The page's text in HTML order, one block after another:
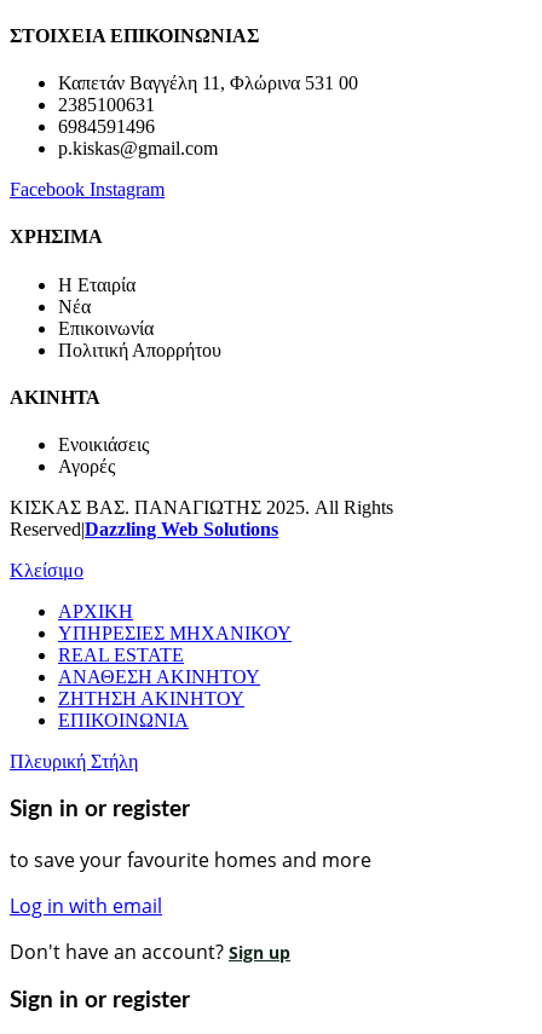
ΣΤΟΙΧΕΙΑ ΕΠΙΚΟΙΝΩΝΙΑΣ
Καπετάν Βαγγέλη 11, Φλώρινα 531 00
2385100631
6984591496
p.kiskas@gmail.com
Facebook Instagram
ΧΡΗΣΙΜΑ
H Εταιρία
Νέα
Επικοινωνία
Πολιτική Απορρήτου
ΑΚΙΝΗΤΑ
Ενοικιάσεις
Αγορές
ΚΙΣΚΑΣ ΒΑΣ. ΠΑΝΑΓΙΩΤΗΣ 2025. All Rights
Reserved|Dazzling Web Solutions
Κλείσιμο
ΑΡΧΙΚΗ
ΥΠΗΡΕΣΙΕΣ ΜΗΧΑΝΙΚΟΥ
REAL ESTATE
ΑΝΑΘΕΣΗ ΑΚΙΝΗΤΟΥ
ΖΗΤΗΣΗ ΑΚΙΝΗΤΟΥ
ΕΠΙΚΟΙΝΩΝΙΑ
Πλευρική Στήλη
Sign in or register
to save your favourite homes and more
Log in with email
Don't have an account? Sign up
Sign in or register